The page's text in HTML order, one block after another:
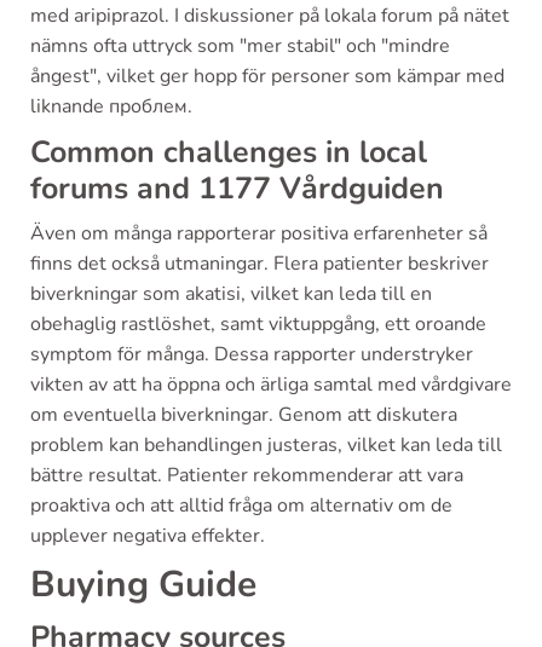
med aripiprazol. I diskussioner på lokala forum på nätet
nämns ofta uttryck som "mer stabil" och "mindre
ångest", vilket ger hopp för personer som kämpar med
liknande проблем.
Common challenges in local
forums and 1177 Vårdguiden
Även om många rapporterar positiva erfarenheter så
finns det också utmaningar. Flera patienter beskriver
biverkningar som akatisi, vilket kan leda till en
obehaglig rastlöshet, samt viktuppgång, ett oroande
symptom för många. Dessa rapporter understryker
vikten av att ha öppna och ärliga samtal med vårdgivare
om eventuella biverkningar. Genom att diskutera
problem kan behandlingen justeras, vilket kan leda till
bättre resultat. Patienter rekommenderar att vara
proaktiva och att alltid fråga om alternativ om de
upplever negativa effekter.
Buying Guide
Pharmacy sources